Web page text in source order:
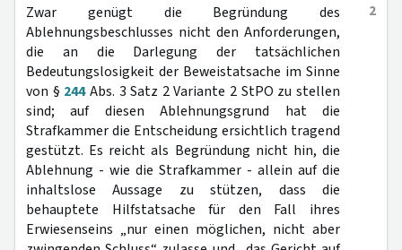
2
Zwar genügt die Begründung des
Ablehnungsbeschlusses nicht den Anforderungen,
die an die Darlegung der tatsächlichen
Bedeutungslosigkeit der Beweistatsache im Sinne
von § 244Abs. 3 Satz 2 Variante 2 StPO zu stellen
sind; auf diesen Ablehnungsgrund hat die
Strafkammer die Entscheidung ersichtlich tragend
gestützt. Es reicht als Begründung nicht hin, die
Ablehnung - wie die Strafkammer - allein auf die
inhaltslose Aussage zu stützen, dass die
behauptete Hilfstatsache für den Fall ihres
Erwiesenseins „nur einen möglichen, nicht aber